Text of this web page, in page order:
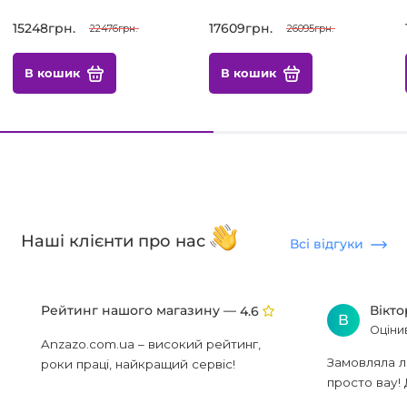
15248грн. 22476грн.
В кошик
17609грн. 26095грн.
В кошик
Наші клієнти про нас Всі відгуки
Рейтинг нашого магазину — 4.6
Anzazo.com.ua – високий рейтинг,
роки праці, найкращий сервіс!
В
Замовляла
просто вау!